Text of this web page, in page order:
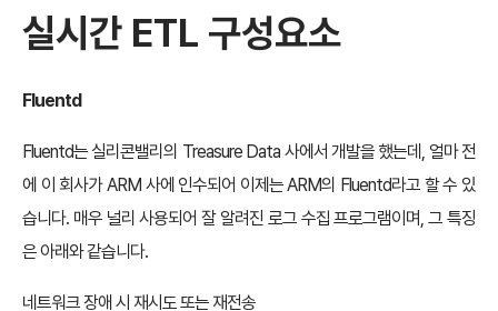
실시간 ETL 구성요소
Fluentd
Fluentd는 실리콘밸리의 Treasure Data 사에서 개발을 했는데, 얼마 전
에 이 회사가 ARM 사에 인수되어 이제는 ARM의 Fluentd라고 할 수 있
습니다. 매우 널리 사용되어 잘 알려진 로그 수집 프로그램이며, 그 특징
은 아래와 같습니다.
네트워크 장애 시 재시도 또는 재전송